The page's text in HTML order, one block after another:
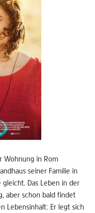
Wohnung in Rom
seiner Familie in
Das Leben in der
aber schon bald findet
Lebensinhalt: Er legt sich